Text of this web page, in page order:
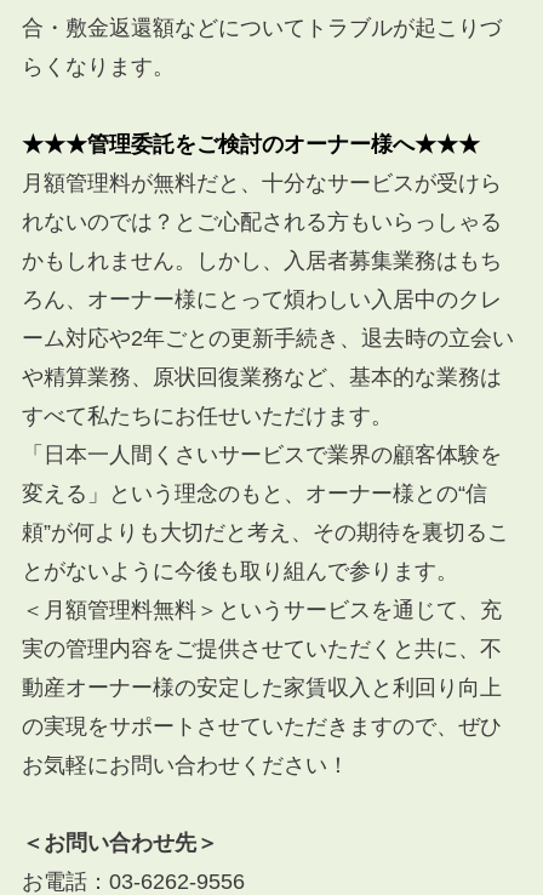
合・敷金返還額などについてトラブルが起こりづ
らくなります。
★★★管理委託をご検討のオーナー様へ★★★
月額管理料が無料だと、十分なサービスが受けら
れないのでは？とご心配される方もいらっしゃる
かもしれません。しかし、入居者募集業務はもち
ろん、オーナー様にとって煩わしい入居中のクレ
ーム対応や2年ごとの更新手続き、退去時の立会い
や精算業務、原状回復業務など、基本的な業務は
すべて私たちにお任せいただけます。
「日本一人間くさいサービスで業界の顧客体験を
変える」という理念のもと、オーナー様との“信
頼”が何よりも大切だと考え、その期待を裏切るこ
とがないように今後も取り組んで参ります。
＜月額管理料無料＞というサービスを通じて、充
実の管理内容をご提供させていただくと共に、不
動産オーナー様の安定した家賃収入と利回り向上
の実現をサポートさせていただきますので、ぜひ
お気軽にお問い合わせください！
＜お問い合わせ先＞
お電話： 03-6262-9556